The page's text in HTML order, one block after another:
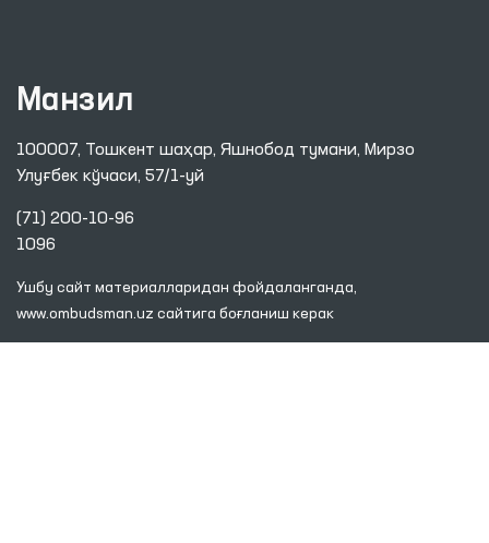
Манзил
100007, Тошкент шаҳар, Яшнобод тумани, Мирзо
Улуғбек кўчаси, 57/1-уй
(71) 200-10-96
1096
Ушбу сайт материалларидан фойдаланганда,
www.ombudsman.uz сайтига боғланиш керак